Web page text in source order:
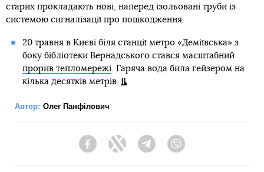
старих прокладають нові, наперед ізольовані труби із
системою сигналізації про пошкодження.
20 травня в Києві біля станції метро «Деміївська» з
боку бібліотеки Вернадського стався масштабний
прорив тепломережі . Гаряча вода била гейзером на
кілька десятків метрів.
Автор: Олег Панфілович
FacebookTwitter Telegram